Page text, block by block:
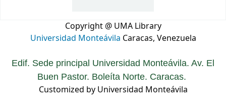
Copyright @ UMA Library
Universidad Monteávila Caracas, Venezuela
Edif. Sede principal Universidad Monteávila. Av. El
Buen Pastor. Boleíta Norte. Caracas.
Customized by Universidad Monteávila